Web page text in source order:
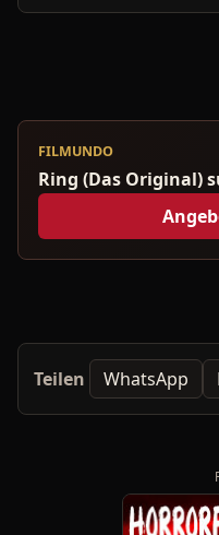
FILMUNDO
Ring (Das Original)
Teilen WhatsApp